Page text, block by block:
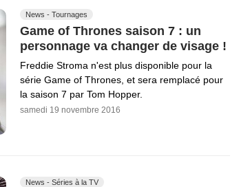
News - Tournages
Game of Thrones saison 7 : un
personnage va changer de visage !
Freddie Stroma n'est plus disponible pour la
série Game of Thrones, et sera remplacé pour
la saison 7 par Tom Hopper.
samedi 19 novembre 2016
News - Séries à la TV